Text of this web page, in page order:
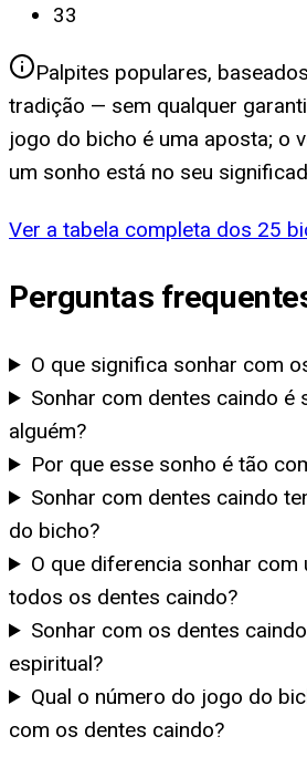
33
Palpites populares,
tradição — sem qualquer
jogo do bicho é uma aposta; o
um sonho está no seu
Ver a tabela completa dos 25
Perguntas
O que significa sonhar com
Sonhar com dentes caindo é
alguém?
Por que esse sonho é tão
Sonhar com dentes caindo
do bicho?
O que diferencia sonhar com
todos os dentes caindo?
Sonhar com os dentes
espiritual?
Qual o número do jogo do
com os dentes caindo?